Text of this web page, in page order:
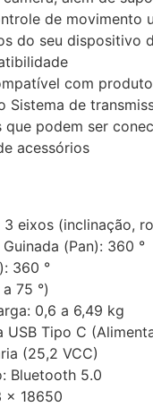
de movimento
do seu dispositivo
com
Sistema de
podem ser
acessórios
eixos (inclinação,
(Pan): 360 °
360 °
75 °)
0,6 a 6,49 kg
USB Tipo C
(25,2 VCC)
Bluetooth 5.0
x 18650